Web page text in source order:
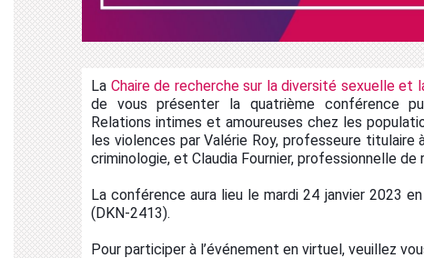
La Chaire de recherche sur la diversité sexuelle et
de vous présenter la quatrième conférence
Relations intimes et amoureuses chez les
les violences par Valérie Roy, professeure titulaire
criminologie, et Claudia Fournier, professionnelle de
La conférence aura lieu le mardi 24 janvier 2023
(DKN-2413).
Pour participer à l’événement en virtuel, veuillez